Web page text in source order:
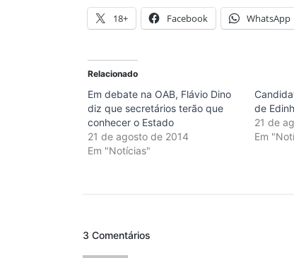
18+ Facebook WhatsApp
Relacionado
Em debate na OAB, Flávio Dino
diz que secretários terão que
conhecer o Estado
21 de agosto de 2014
Em "Notícias"
de
21 de
Em
3 Comentários